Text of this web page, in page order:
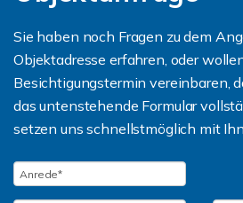
Sie haben noch Fragen zu dem
Objektadresse erfahren, oder
Besichtigungstermin vereinbaren,
das untenstehende Formular
setzen uns schnellstmöglich mit